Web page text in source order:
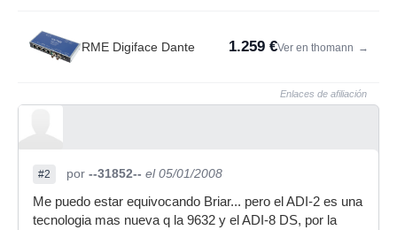
RME Digiface Dante 1.259 €Ver en thomann →
Enlaces de afiliación
#2 por --31852-- el 05/01/2008
Me puedo estar equivocando Briar... pero el ADI-2 es una
tecnologia mas nueva q la 9632 y el ADI-8 DS, por la